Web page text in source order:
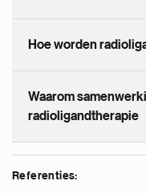
Hoe worden
Waarom
radioligandtherapie
Referenties: